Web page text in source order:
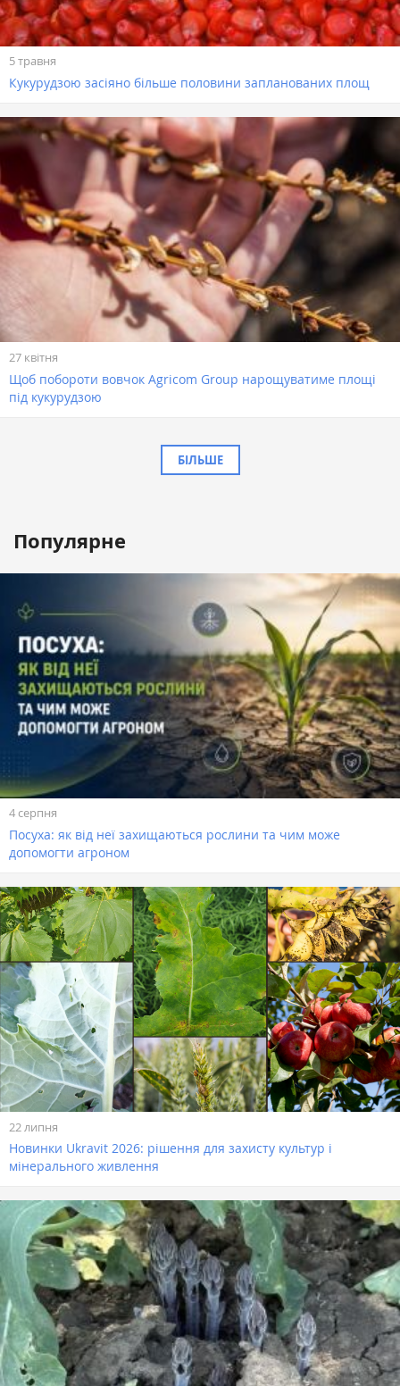
5 травня
Кукурудзою засіяно більше половини запланованих площ
27 квітня
Щоб побороти вовчок Agricom Group нарощуватиме площі
під кукурудзою
БІЛЬШЕ
Популярне
4 серпня
Посуха: як від неї захищаються рослини та чим може
допомогти агроном
22 липня
Новинки Ukravit 2026: рішення для захисту культур і
мінерального живлення